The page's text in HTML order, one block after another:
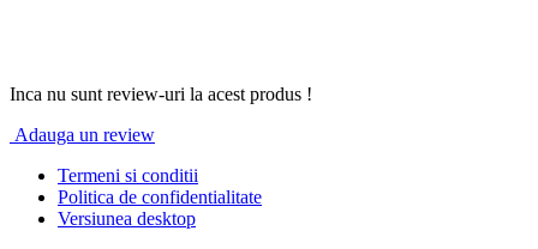
Inca nu sunt review-uri la acest produs !
Adauga un review
Termeni si conditii
Politica de confidentialitate
Versiunea desktop